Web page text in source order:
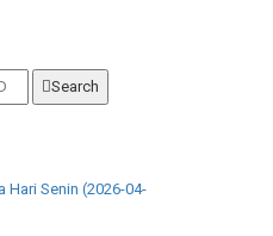
Search
Hari Senin (2026-04-